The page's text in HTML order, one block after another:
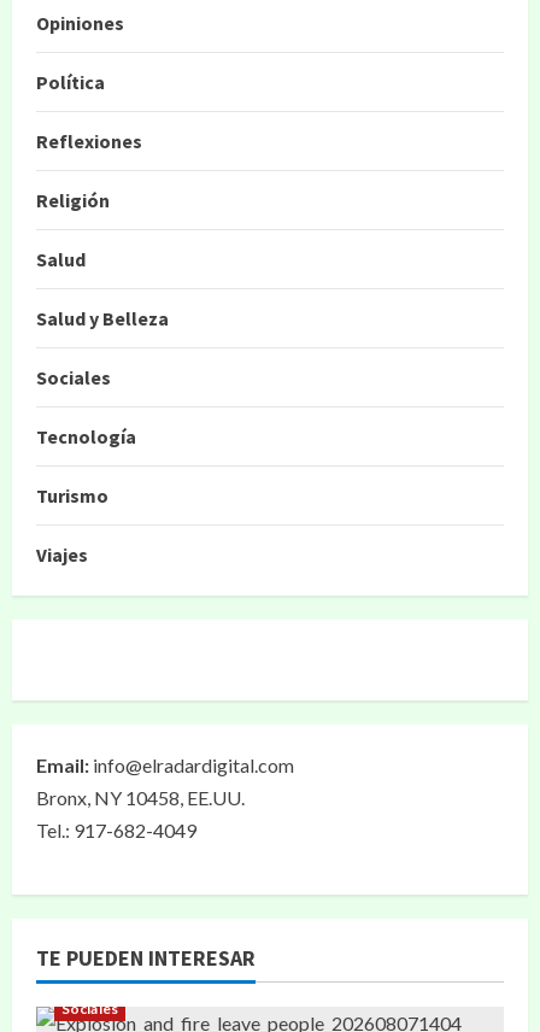
Opiniones
Política
Reflexiones
Religión
Salud
Salud y Belleza
Sociales
Tecnología
Turismo
Viajes
Email: info@elradardigital.com
Bronx, NY 10458, EE.UU.
Tel.: 917-682-4049
TE PUEDEN INTERESAR
Sociales